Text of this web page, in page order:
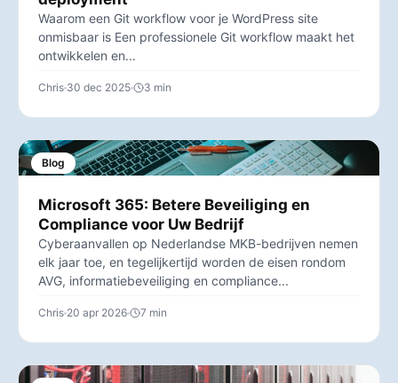
Waarom een Git workflow voor je WordPress site
onmisbaar is Een professionele Git workflow maakt het
ontwikkelen en...
Chris 30 dec 2025 3 min
Blog
Microsoft 365: Betere Beveiliging en
Compliance voor Uw Bedrijf
Cyberaanvallen op Nederlandse MKB-bedrijven nemen
elk jaar toe, en tegelijkertijd worden de eisen rondom
AVG, informatiebeveiliging en compliance...
Chris 20 apr 2026 7 min